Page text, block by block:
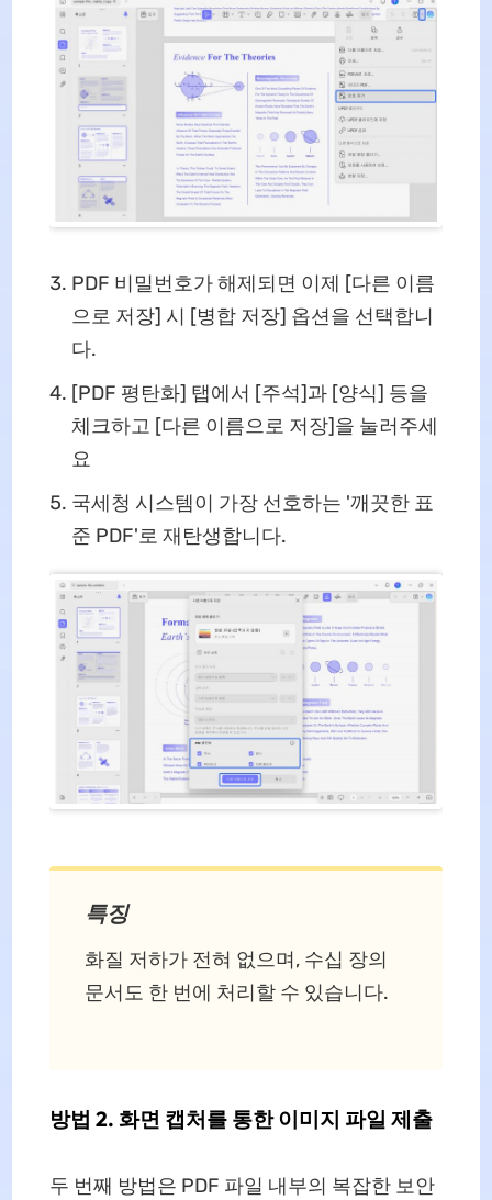
PDF 비밀번호가 해제되면 이제 [다른 이름
으로 저장] 시 [병합 저장] 옵션을 선택합니
다.
[PDF 평탄화] 탭에서 [주석]과 [양식] 등을
체크하고 [다른 이름으로 저장]을 눌러주세
요
국세청 시스템이 가장 선호하는 '깨끗한 표
준 PDF'로 재탄생합니다.
특징
화질 저하가 전혀 없으며, 수십 장의
문서도 한 번에 처리할 수 있습니다.
방법 2. 화면 캡처를 통한 이미지 파일 제출
두 번째 방법은 PDF 파일 내부의 복잡한 보안